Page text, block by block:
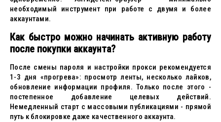
необходимый инструмент при работе с двумя и более
аккаунтами.
Как быстро можно начинать активную работу
после покупки аккаунта?
После смены пароля и настройки прокси рекомендуется
1-3 дня «прогрева»: просмотр ленты, несколько лайков,
обновление информации профиля. Только после этого -
постепенное добавление целевых действий.
Немедленный старт с массовыми публикациями - прямой
путь к блокировке даже качественного аккаунта.